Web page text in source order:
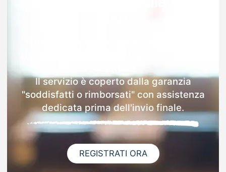
Il servizio è coperto dalla garanzia
"soddisfatti o rimborsati" con assistenza
dedicata prima dell'invio finale.
REGISTRATI ORA